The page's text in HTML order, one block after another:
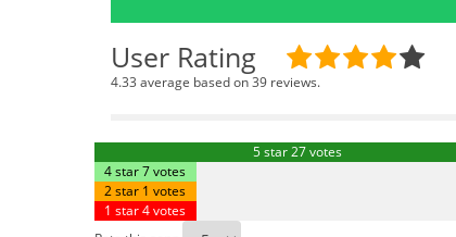
User Rating
4.33 average based on 39 reviews.
5 star 27 votes
4 star 7 votes
2 star 1 votes
1 star 4 votes